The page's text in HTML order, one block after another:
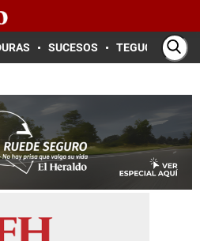
SUCESOS TEGUCIGALPA